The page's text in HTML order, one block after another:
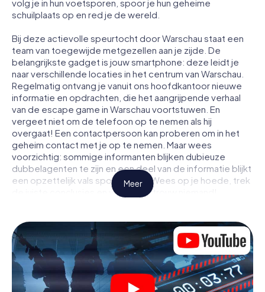
volg je in hun voetsporen, spoor je hun geheime
schuilplaats op en red je de wereld.
Bij deze actievolle speurtocht door Warschau staat een
team van toegewijde metgezellen aan je zijde. De
belangrijkste gadget is jouw smartphone: deze leidt je
naar verschillende locaties in het centrum van Warschau.
Regelmatig ontvang je vanuit ons hoofdkantoor nieuwe
informatie en opdrachten, die het aangrijpende verhaal
van de escape game in Warschau voortstuwen. En
vergeet niet om de telefoon op te nemen als hij
overgaat! Een contactpersoon kan proberen om in het
geheim contact met je op te nemen. Maar wees
voorzichtig: sommige informanten blijken dubieuze
dubbelagenten te zijn en een deel van de informatie blijkt
een opzettelijk vals spoor te zijn. Wees op je hoede, trek
de juiste conclusies en vooral: vertrouw niemand!
je niet opgesloten in een kamer waaruit je jezelf binnen
een bepaald tijdvenster moet bevrijden. Met deze
speurtocht met een smartphone wordt heel Warschau
jouw speelveld! De technische voorwaarden voor jouw
avontuur in Warschau zijn een smartphone en toegang tot
het mobiel internet. Met één klik krijg jij toegang tot onze
Meer